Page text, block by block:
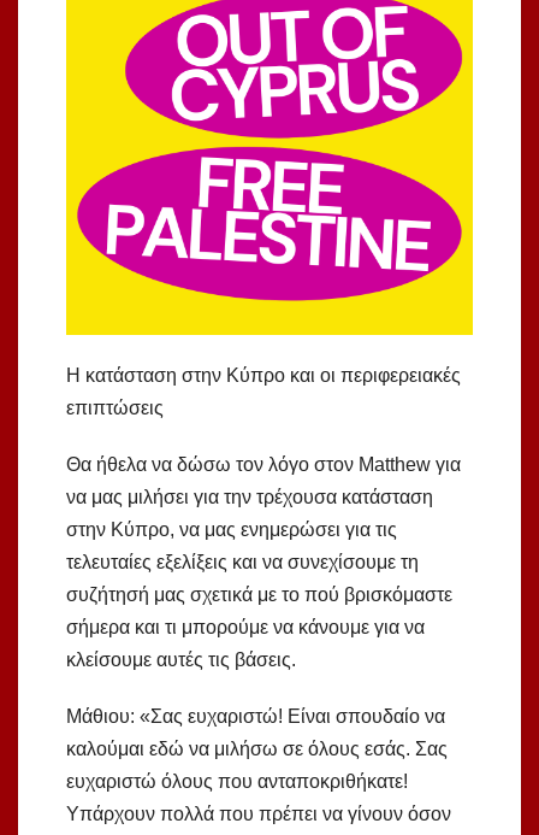
Η κατάσταση στην Κύπρο και οι περιφερειακές
επιπτώσεις
Θα ήθελα να δώσω τον λόγο στον Matthew για
να μας μιλήσει για την τρέχουσα κατάσταση
στην Κύπρο, να μας ενημερώσει για τις
τελευταίες εξελίξεις και να συνεχίσουμε τη
συζήτησή μας σχετικά με το πού βρισκόμαστε
σήμερα και τι μπορούμε να κάνουμε για να
κλείσουμε αυτές τις βάσεις.
Μάθιου: «Σας ευχαριστώ! Είναι σπουδαίο να
καλούμαι εδώ να μιλήσω σε όλους εσάς. Σας
ευχαριστώ όλους που ανταποκριθήκατε!
Υπάρχουν πολλά που πρέπει να γίνουν όσον